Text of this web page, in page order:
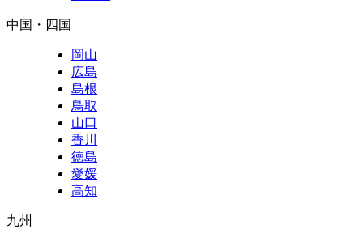
中国・四国
岡山
広島
島根
鳥取
山口
香川
徳島
愛媛
高知
九州